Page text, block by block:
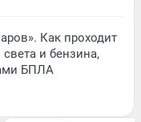
Как проходит
и бензина,
БПЛА